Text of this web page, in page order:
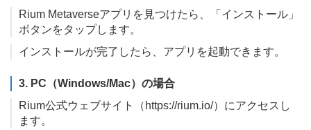
Rium Metaverseアプリを見つけたら、「インストール」
ボタンをタップします。
インストールが完了したら、アプリを起動できます。
3. PC（Windows/Mac）の場合
Rium公式ウェブサイト（https://rium.io/）にアクセスし
ます。